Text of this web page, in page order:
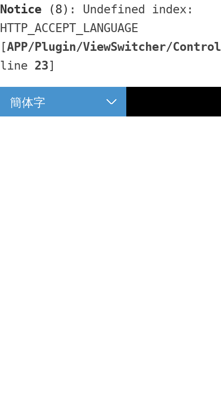
Notice (8) : Undefined index:
HTTP_ACCEPT_LANGUAGE
[APP/Plugin/ViewSwitcher/
line 23]
簡体字